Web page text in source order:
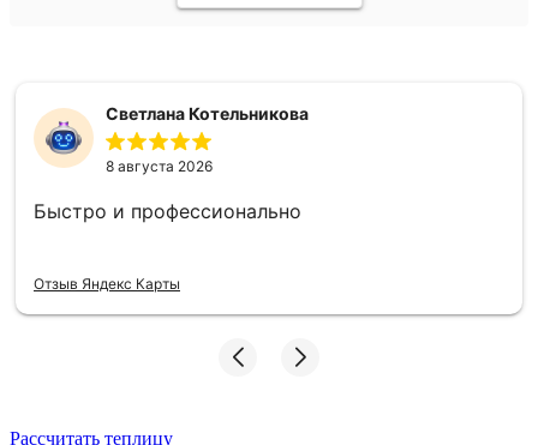
Светлана Котельникова
8 августа 2026
Быстро и профессионально
Отзыв Яндекс Карты
Рассчитать теплицу